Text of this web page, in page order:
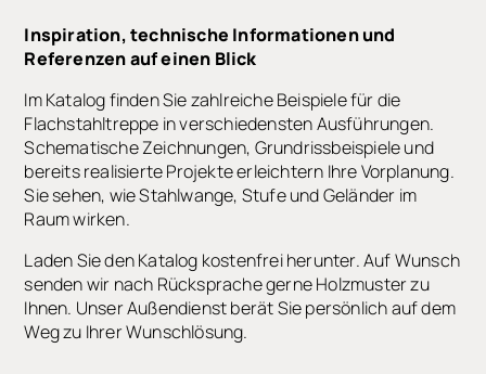
Inspiration, technische Informationen und
Referenzen auf einen Blick
Im Katalog finden Sie zahlreiche Beispiele für die
Flachstahltreppe in verschiedensten Ausführungen.
Schematische Zeichnungen, Grundrissbeispiele und
bereits realisierte Projekte erleichtern Ihre Vorplanung.
Sie sehen, wie Stahlwange, Stufe und Geländer im
Raum wirken.
Laden Sie den Katalog kostenfrei herunter. Auf Wunsch
senden wir nach Rücksprache gerne Holzmuster zu
Ihnen. Unser Außendienst berät Sie persönlich auf dem
Weg zu Ihrer Wunschlösung.